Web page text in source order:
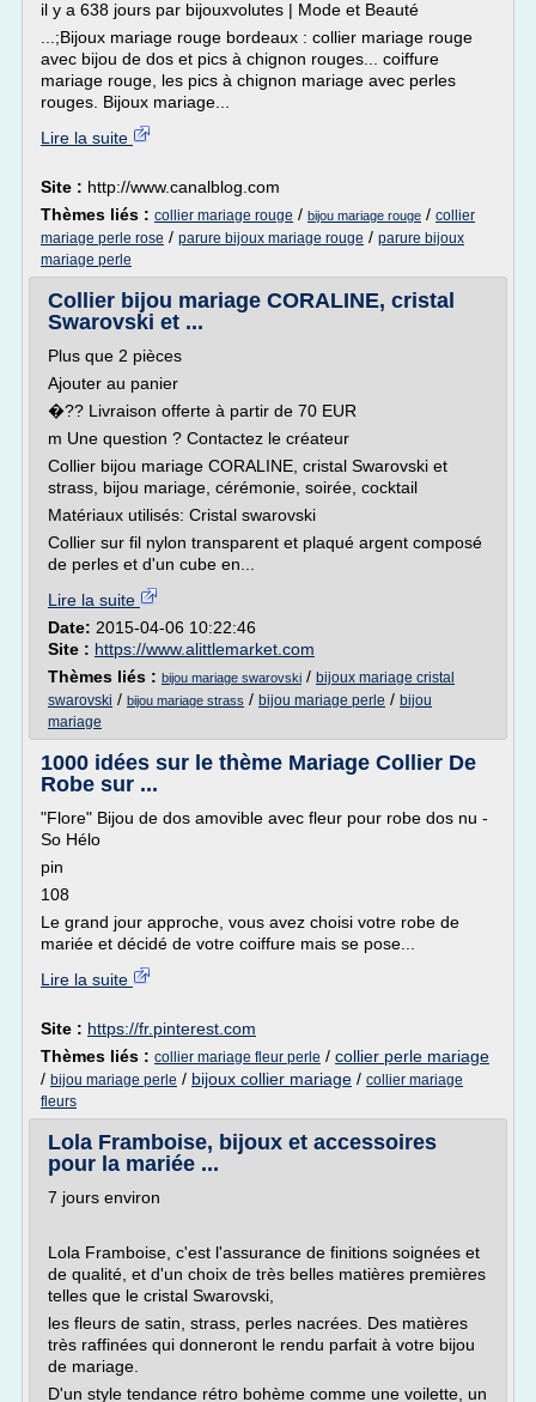
il y a 638 jours par bijouxvolutes | Mode et Beauté
...;Bijoux mariage rouge bordeaux : collier mariage rouge
avec bijou de dos et pics à chignon rouges... coiffure
mariage rouge, les pics à chignon mariage avec perles
rouges. Bijoux mariage...
Lire la suite
Site : http://www.canalblog.com
Thèmes liés : collier mariage rouge / bijou mariage rouge / collier
mariage perle rose / parure bijoux mariage rouge / parure bijoux
mariage perle
Collier bijou mariage CORALINE, cristal
Swarovski et ...
Plus que 2 pièces
Ajouter au panier
�?? Livraison offerte à partir de 70 EUR
m Une question ? Contactez le créateur
Collier bijou mariage CORALINE, cristal Swarovski et
strass, bijou mariage, cérémonie, soirée, cocktail
Matériaux utilisés: Cristal swarovski
Collier sur fil nylon transparent et plaqué argent composé
de perles et d'un cube en...
Lire la suite
Date: 2015-04-06 10:22:46
Site : https://www.alittlemarket.com
Thèmes liés : bijou mariage swarovski / bijoux mariage cristal
swarovski / bijou mariage strass / bijou mariage perle / bijou
mariage
1000 idées sur le thème Mariage Collier De
Robe sur ...
"Flore" Bijou de dos amovible avec fleur pour robe dos nu -
So Hélo
pin
108
Le grand jour approche, vous avez choisi votre robe de
mariée et décidé de votre coiffure mais se pose...
Lire la suite
Site : https://fr.pinterest.com
Thèmes liés : collier mariage fleur perle / collier perle mariage
/ bijou mariage perle / bijoux collier mariage / collier mariage
fleurs
Lola Framboise, bijoux et accessoires
pour la mariée ...
7 jours environ
Lola Framboise, c'est l'assurance de finitions soignées et
de qualité, et d'un choix de très belles matières premières
telles que le cristal Swarovski,
les fleurs de satin, strass, perles nacrées. Des matières
très raffinées qui donneront le rendu parfait à votre bijou
de mariage.
D'un style tendance rétro bohème comme une voilette, un